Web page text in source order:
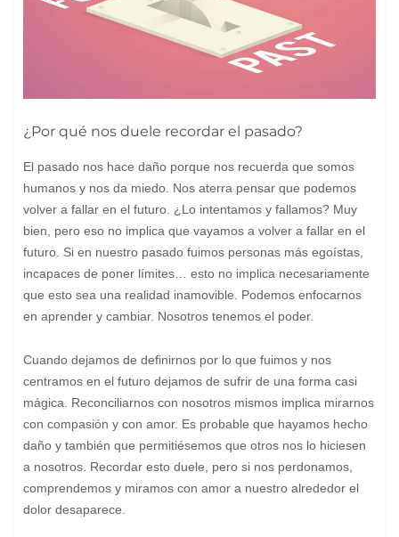
¿Por qué nos duele recordar el pasado?
El pasado nos hace daño porque nos recuerda que somos
humanos y nos da miedo. Nos aterra pensar que podemos
volver a fallar en el futuro. ¿Lo intentamos y fallamos? Muy
bien, pero eso no implica que vayamos a volver a fallar en el
futuro. Si en nuestro pasado fuimos personas más egoístas,
incapaces de poner límites… esto no implica necesariamente
que esto sea una realidad inamovible. Podemos enfocarnos
en aprender y cambiar. Nosotros tenemos el poder.
Cuando dejamos de definirnos por lo que fuimos y nos
centramos en el futuro dejamos de sufrir de una forma casi
mágica. Reconciliarnos con nosotros mismos implica mirarnos
con compasión y con amor. Es probable que hayamos hecho
daño y también que permitiésemos que otros nos lo hiciesen
a nosotros. Recordar esto duele, pero si nos perdonamos,
comprendemos y miramos con amor a nuestro alrededor el
dolor desaparece.